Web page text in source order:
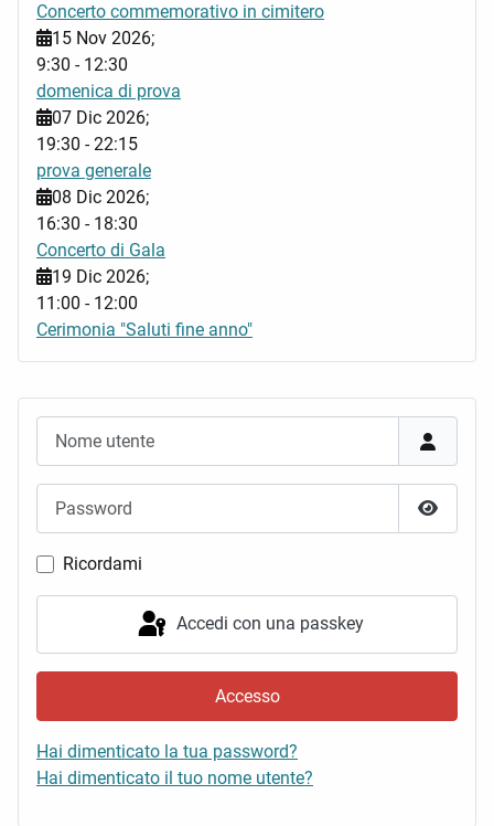
Mostra
Ricordami
Accedi con una passkey
Accesso
Hai dimenticato la tua password?
Hai dimenticato il tuo nome utente?
Concerto commemorativo in cimitero
15 Nov 2026;
9:30 - 12:30
domenica di prova
07 Dic 2026;
19:30 -22:15
prova generale
08 Dic 2026;
16:30 - 18:30
Concerto di Gala
19 Dic 2026;
11:00 - 12:00
Cerimonia "Saluti fine anno"